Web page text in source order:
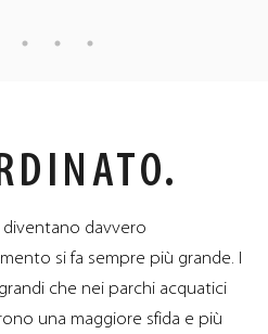
davvero
si fa sempre più grande. I
che nei parchi acquatici
una maggiore sfida e più